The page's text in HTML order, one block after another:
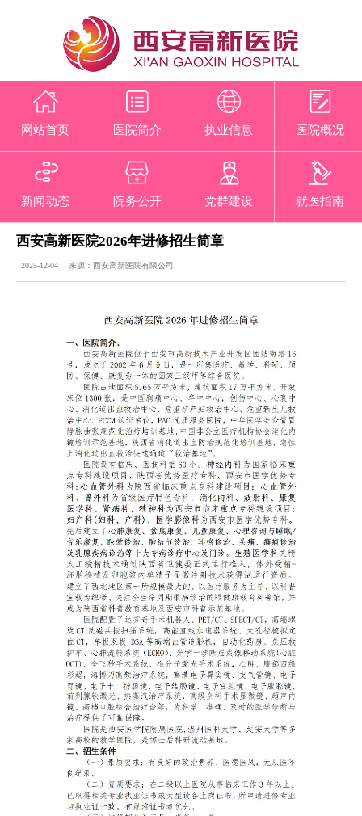
网站首页 医院简介 执业信息 医院概况
新闻动态 院务公开 党群建设 就医指南
西安高新医院2026年进修招生简章
2025-12-04 来源：西安高新医院有限公司